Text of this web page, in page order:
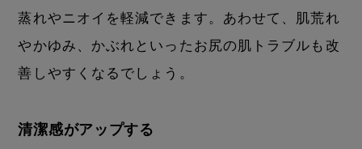
蒸れやニオイを軽減できます。あわせて、肌荒れ
やかゆみ、かぶれといったお尻の肌トラブルも改
善しやすくなるでしょう。
清潔感がアップする